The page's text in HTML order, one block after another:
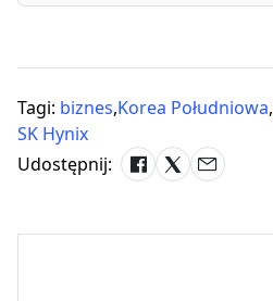
Tagi: biznes,Korea Południowa,
SK Hynix
Udostępnij: